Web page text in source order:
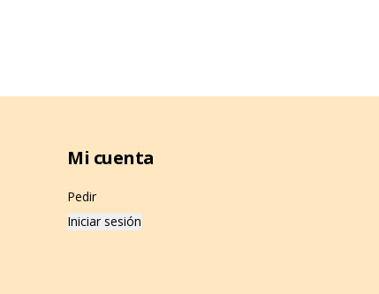
Mi cuenta
Pedir
Iniciar sesión